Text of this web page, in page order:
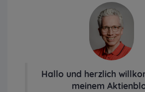
Hallo und herzlich
meinem